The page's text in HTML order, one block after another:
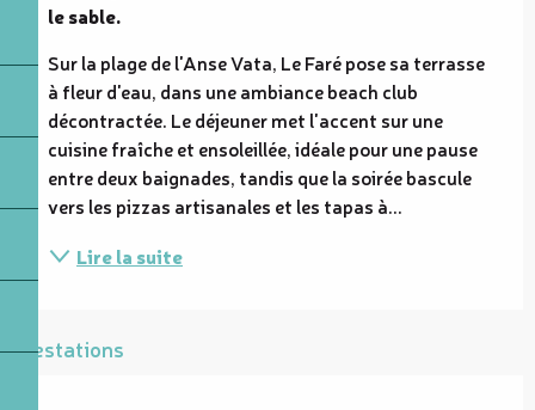
le sable.
Sur la plage de l'Anse Vata, Le Faré pose sa terrasse
à fleur d'eau, dans une ambiance beach club
décontractée. Le déjeuner met l'accent sur une
cuisine fraîche et ensoleillée, idéale pour une pause
entre deux baignades, tandis que la soirée bascule
vers les pizzas artisanales et les tapas à...
Lire la suite
Prestations